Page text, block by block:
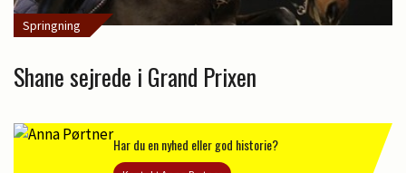
Springning
Shane sejrede i Grand Prixen
Har du en nyhed eller god historie?